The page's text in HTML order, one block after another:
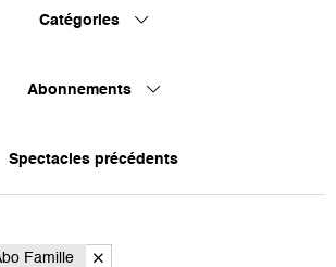
Catégories
Abonnements
Spectacles précédents
Famille